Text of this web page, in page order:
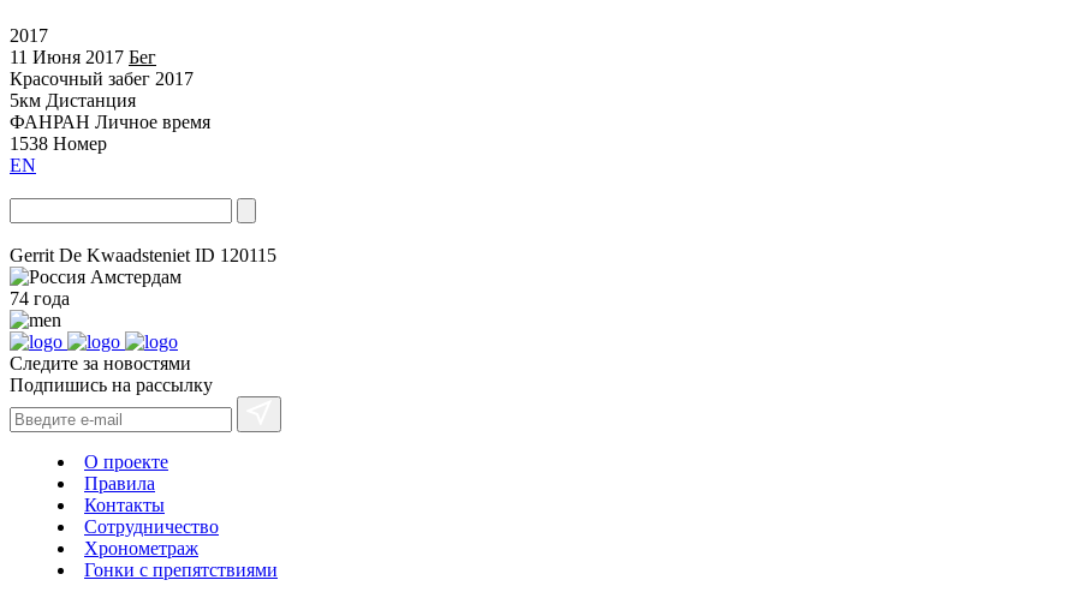
2017
11 Июня 2017 Бег
Красочный забег 2017
5км Дистанция
ФАНРАН Личное время
1538 Номер
EN
Gerrit De Kwaadsteniet ID 120115
Амстердам
74 года
Следите за новостями
Подпишись на рассылку
О проекте
Правила
Контакты
Сотрудничество
Хронометраж
Гонки с препятствиями